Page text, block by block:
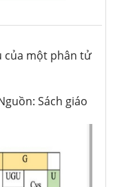
của một phân tử
Sách giáo